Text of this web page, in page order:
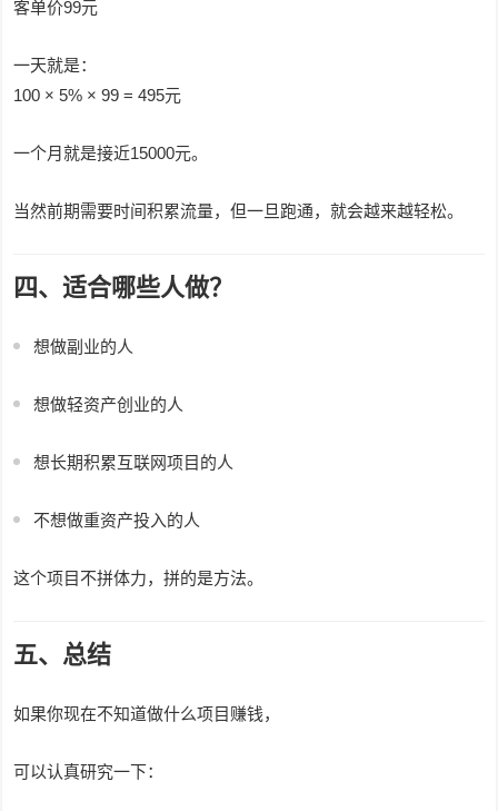
客单价99元
一天就是：
100 × 5% × 99 = 495元
一个月就是接近15000元。
当然前期需要时间积累流量，但一旦跑通，就会越来越轻松。
四、适合哪些人做？
想做副业的人
想做轻资产创业的人
想长期积累互联网项目的人
不想做重资产投入的人
这个项目不拼体力，拼的是方法。
五、总结
如果你现在不知道做什么项目赚钱，
可以认真研究一下：